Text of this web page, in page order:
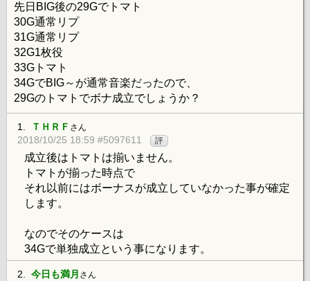
先日BIG後の29Gでトマト
30G通常リプ
31G通常リプ
32G1枚役
33Gトマト
34GでBIG～が通常音楽だったので、
29Gのトマトでボナ成立でしょうか？
1. ＴＨＲＦ さん
2018/10/25 18:59 #5097611 評
成立後はトマトは揃いません。
トマトが揃った時点で
それ以前にはボーナスが成立していなかった事が確定
します。
なのでそのケースは
34Gで単独成立という事になります。
2. 今日も満月 さん